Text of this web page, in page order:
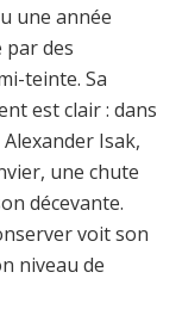
une année
par des
teinte. Sa
est clair : dans
Isak,
une chute
décevante.
voit son
niveau de